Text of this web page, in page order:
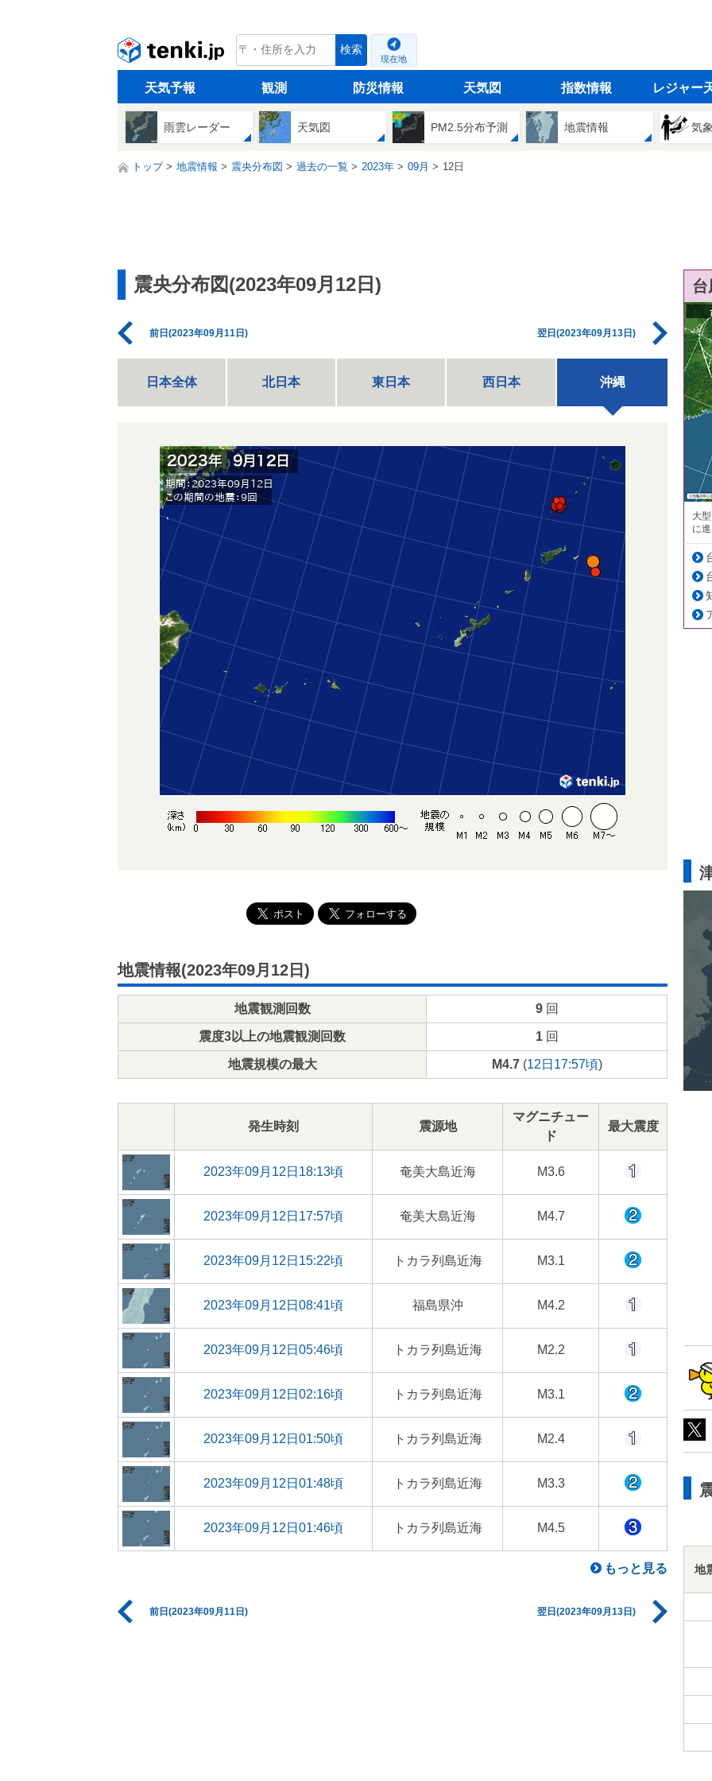
tenki.jp 検索
現在地
天気予報 観測 防災情報 天気図 指数情報 レジャー
雨雲レーダー 天気図 PM2.5分布予測 地震情報 気
トップ 地震情報 震央分布図 過去の一覧 2023年 09月 12日
震央分布図(2023年09月12日)
前日(2023年09月11日) 翌日(2023年09月13日)
日本全体 北日本 東日本 西日本 沖縄
地震情報(2023年09月12日)
地震観測回数 9回
震度3以上の地震観測回数 1回
地震規模の最大 M4.7(12日17:57頃)
発生時刻 震源地
マグニチュー
ド
最大震度
2023年09月12日18:13頃 奄美大島近海 M3.6
2023年09月12日17:57頃 奄美大島近海 M4.7
2023年09月12日15:22頃 トカラ列島近海 M3.1
2023年09月12日08:41頃 福島県沖 M4.2
2023年09月12日05:46頃 トカラ列島近海 M2.2
2023年09月12日02:16頃 トカラ列島近海 M3.1
2023年09月12日01:50頃 トカラ列島近海 M2.4
2023年09月12日01:48頃 トカラ列島近海 M3.3
2023年09月12日01:46頃 トカラ列島近海 M4.5
もっと見る
前日(2023年09月11日) 翌日(2023年09月13日)
大
に
地